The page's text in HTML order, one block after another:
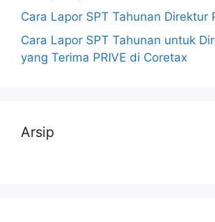
Cara Lapor SPT Tahunan Direktur
Cara Lapor SPT Tahunan untuk
yang Terima PRIVE di Coretax
Arsip